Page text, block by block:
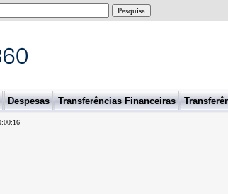
Despesas Transferências Financeiras